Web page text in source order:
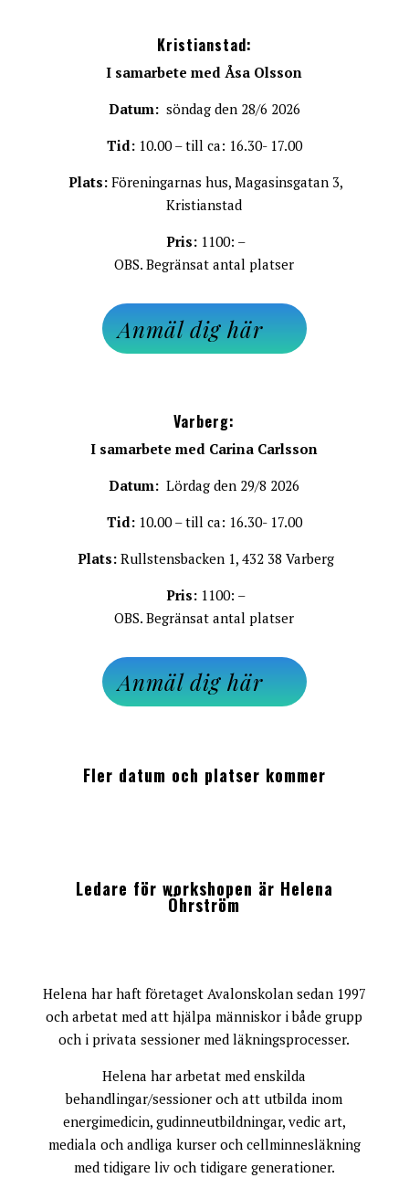
Kristianstad:
I samarbete med Åsa Olsson
Datum:söndag den 28/6 2026
Tid:10.00 – till ca: 16.30- 17.00
Plats: Föreningarnas hus, Magasinsgatan 3,
Kristianstad
Pris: 1100: –
OBS. Begränsat antal platser
Anmäl dig här
Varberg:
I samarbete med Carina Carlsson
Datum: Lördag den 29/8 2026
Tid:10.00 – till ca: 16.30- 17.00
Plats: Rullstensbacken 1, 432 38 Varberg
Pris: 1100: –
OBS. Begränsat antal platser
Anmäl dig här
Fler datum och platser kommer
Ledare för workshopen är Helena
Öhrström
Helena har haft företaget Avalonskolan sedan 1997
och arbetat med att hjälpa människor i både grupp
och i privata sessioner med läkningsprocesser.
Helena har arbetat med enskilda
behandlingar/sessioner och att utbilda inom
energimedicin, gudinneutbildningar, vedic art,
mediala och andliga kurser och cellminnesläkning
med tidigare liv och tidigare generationer.